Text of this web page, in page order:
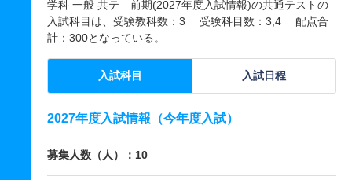
学科 一般 共テ 前期(2027年度入試情報)の共通テストの
入試科目は、受験教科数：3 受験科目数：3,4 配点合
計：300となっている。
入試科目 入試日程
2027年度入試情報（今年度入試）
募集人数（人）：10